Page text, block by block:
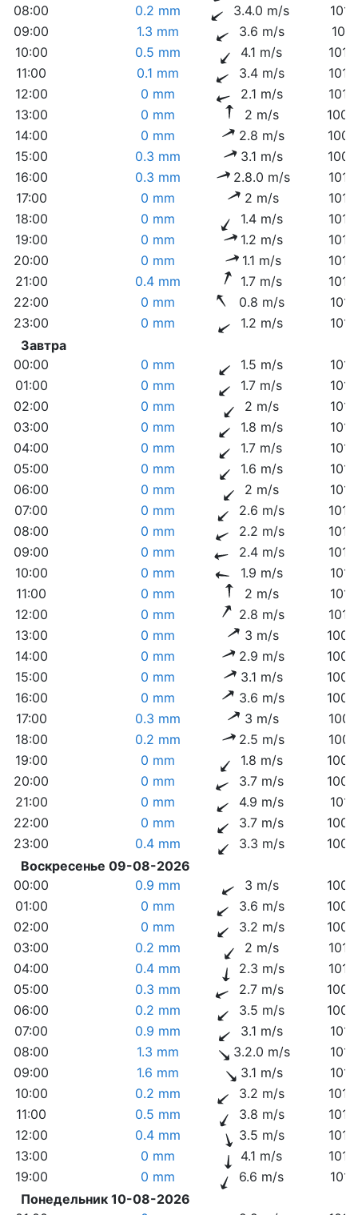
08:00
0.2 mm 3.4.0 m/s
09:00
1.3 mm 3.6 m/s
10:00
0.5 mm 4.1 m/s
11:00
0.1 mm 3.4 m/s
12:00
0 mm 2.1 m/s
13:00
0 mm 2 m/s
14:00
0 mm 2.8 m/s
15:00
0.3 mm 3.1 m/s
16:00
0.3 mm 2.8.0 m/s
17:00
0 mm 2 m/s
18:00
0 mm 1.4 m/s
19:00
0 mm 1.2 m/s
20:00
0 mm 1.1 m/s
21:00
0.4 mm 1.7 m/s
22:00
0 mm 0.8 m/s
23:00
0 mm 1.2 m/s
Завтра
00:00
0 mm 1.5 m/s
01:00
0 mm 1.7 m/s
02:00
0 mm 2 m/s
03:00
0 mm 1.8 m/s
04:00
0 mm 1.7 m/s
05:00
0 mm 1.6 m/s
06:00
0 mm 2 m/s
07:00
0 mm 2.6 m/s
08:00
0 mm 2.2 m/s
09:00
0 mm 2.4 m/s
10:00
0 mm 1.9 m/s
11:00
0 mm 2 m/s
12:00
0 mm 2.8 m/s
13:00
0 mm 3 m/s
14:00
0 mm 2.9 m/s
15:00
0 mm 3.1 m/s
16:00
0 mm 3.6 m/s
17:00
0.3 mm 3 m/s
18:00
0.2 mm 2.5 m/s
19:00
0 mm 1.8 m/s
20:00
0 mm 3.7 m/s
21:00
0 mm 4.9 m/s
22:00
0 mm 3.7 m/s
23:00
0.4 mm 3.3 m/s
Воскресенье 09-08-2026
00:00
0.9 mm 3 m/s
01:00
0 mm 3.6 m/s
02:00
0 mm 3.2 m/s
03:00
0.2 mm 2 m/s
04:00
0.4 mm 2.3 m/s
05:00
0.3 mm 2.7 m/s
06:00
0.2 mm 3.5 m/s
07:00
0.9 mm 3.1 m/s
08:00
1.3 mm 3.2.0 m/s
09:00
1.6 mm 3.1 m/s
10:00
0.2 mm 3.2 m/s
11:00
0.5 mm 3.8 m/s
12:00
0.4 mm 3.5 m/s
13:00
0 mm 4.1 m/s
19:00
0 mm 6.6 m/s
Понедельник 10-08-2026